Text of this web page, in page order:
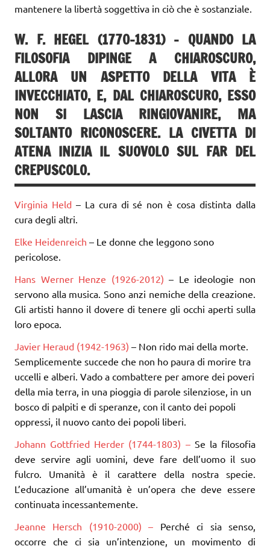
mantenere la libertà soggettiva in ciò che è sostanziale.
W. F. HEGEL (1770-1831) – QUANDO LA
FILOSOFIA DIPINGE A CHIAROSCURO,
ALLORA UN ASPETTO DELLA VITA È
INVECCHIATO, E, DAL CHIAROSCURO, ESSO
NON SI LASCIA RINGIOVANIRE, MA
SOLTANTO RICONOSCERE. LA CIVETTA DI
ATENA INIZIA IL SUOVOLO SUL FAR DEL
CREPUSCOLO.
Virginia Held – La cura di sé non è cosa distinta dalla
cura degli altri.
Elke Heidenreich – Le donne che leggono sono
pericolose.
Hans Werner Henze (1926-2012) – Le ideologie non
servono alla musica. Sono anzi nemiche della creazione.
Gli artisti hanno il dovere di tenere gli occhi aperti sulla
loro epoca.
Javier Heraud (1942-1963) – Non rido mai della morte.
Semplicemente succede che non ho paura di morire tra
uccelli e alberi. Vado a combattere per amore dei poveri
della mia terra, in una pioggia di parole silenziose, in un
bosco di palpiti e di speranze, con il canto dei popoli
oppressi, il nuovo canto dei popoli liberi.
Johann Gottfried Herder (1744-1803) –Se la filosofia
deve servire agli uomini, deve fare dell’uomo il suo
fulcro. Umanità è il carattere della nostra specie.
L’educazione all’umanità è un’opera che deve essere
continuata incessantemente.
Jeanne Hersch (1910-2000) – Perché ci sia senso,
occorre che ci sia un’intenzione, un movimento di